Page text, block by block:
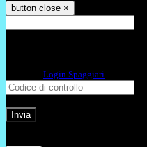
button close ×
Login Spaggiari